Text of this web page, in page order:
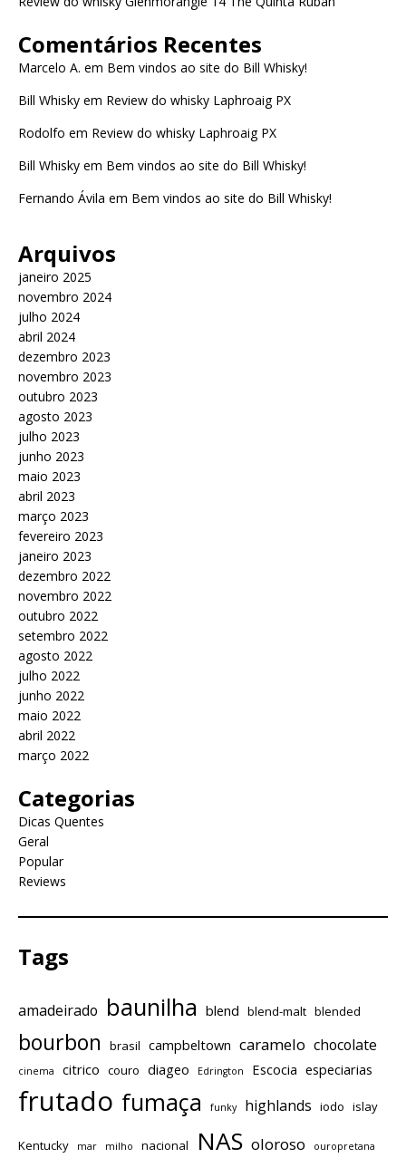
Comentários Recentes
Marcelo A. em Bem vindos ao site do Bill Whisky!
Bill Whisky em Review do whisky Laphroaig PX
Rodolfo em Review do whisky Laphroaig PX
Bill Whisky em Bem vindos ao site do Bill Whisky!
Fernando Ávila em Bem vindos ao site do Bill Whisky!
Arquivos
janeiro 2025
novembro 2024
julho 2024
abril 2024
dezembro 2023
novembro 2023
outubro 2023
agosto 2023
julho 2023
junho 2023
maio 2023
abril 2023
março 2023
fevereiro 2023
janeiro 2023
dezembro 2022
novembro 2022
outubro 2022
setembro 2022
agosto 2022
julho 2022
junho 2022
maio 2022
abril 2022
março 2022
Categorias
Dicas Quentes
Geral
Popular
Reviews
Tags
amadeirado baunilha blend blend-malt blended
bourbon brasil campbeltown caramelo chocolate
cinema citrico couro diageo Edrington Escocia especiarias
frutado fumaça funky highlands iodo islay
Kentucky mar milho nacional NAS oloroso ouropretana